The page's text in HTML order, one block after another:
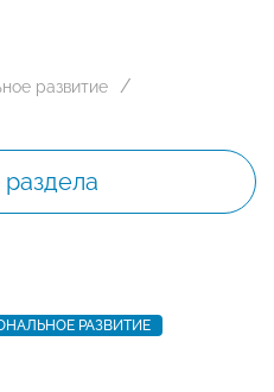
развитие
РАЗВИТИЕ